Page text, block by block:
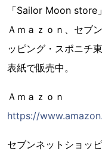
「Sailor Moon store
Ａｍａｚｏｎ、セブ
ッピング・スポニチ
表紙で販売中。
Ａｍａｚｏｎ
https://
セブンネットショッ